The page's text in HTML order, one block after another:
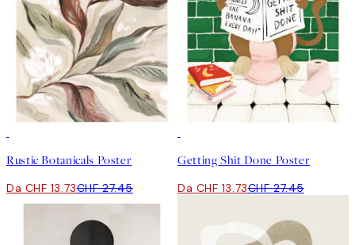
Rustic Botanicals Poster
Da CHF 13.73CHF 27.45
Getting Shit Done Poster
Da CHF 13.73CHF 27.45